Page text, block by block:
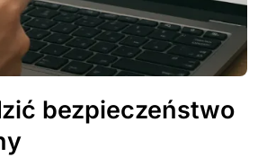
bezpieczeństwo